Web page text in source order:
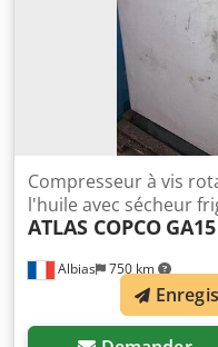
Albias 750 km
Compresseur à vis
l'huile avec sécheur
ATLAS COPCO